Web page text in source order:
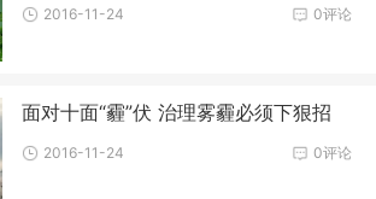
0评论
2016-11-24
面对十面“霾”伏 治理雾霾必须下狠招
0评论
2016-11-24